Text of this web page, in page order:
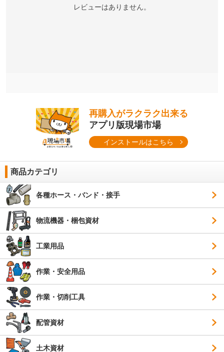
レビューはありません。
再購入がラクラク出来る
アプリ版現場市場
インストールはこちら
商品カテゴリ
各種ホース・バンド・接手
物流機器・梱包資材
工業用品
作業・安全用品
作業・切削工具
配管資材
土木資材